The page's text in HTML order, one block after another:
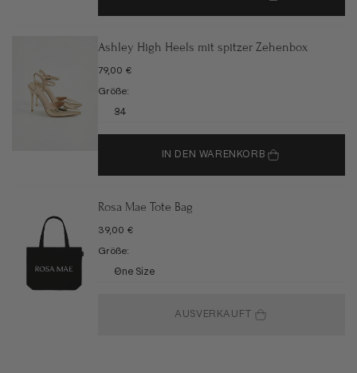
Ashley High Heels mit spitzer Zehenbox
ANGEBOT
79,00 €
Größe:
34
IN DEN WARENKORB
Rosa Mae Tote Bag
ANGEBOT
39,00 €
Größe:
One Size
AUSVERKAUFT